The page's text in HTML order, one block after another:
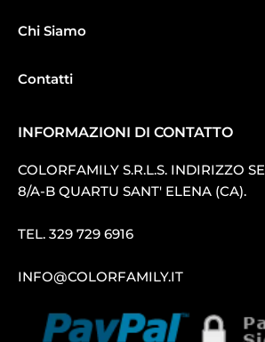
Chi Siamo
Contatti
INFORMAZIONI DI CONTATTO
COLORFAMILY S.R.L.S. INDIRIZZO
8/A-B QUARTU SANT′ ELENA (CA).
TEL. 329 729 6916
INFO@COLORFAMILY.IT